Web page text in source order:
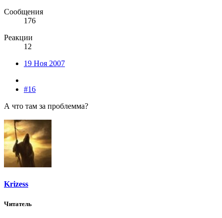
Сообщения
176
Реакции
12
19 Ноя 2007
#16
А что там за проблемма?
Krizess
Читатель